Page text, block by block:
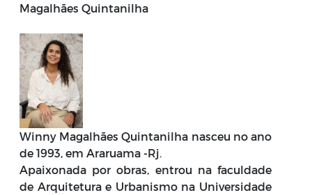
Magalhães Quintanilha
Winny Magalhães Quintanilha nasceu no ano
de 1993, em Araruama -Rj.
Apaixonada por obras, entrou na faculdade
de Arquitetura e Urbanismo na Universidade